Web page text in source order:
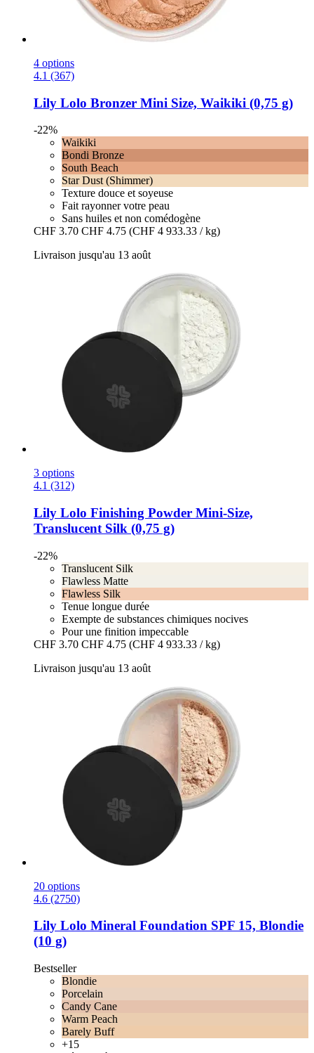
4 options
4.1 (367)
Lily Lolo Bronzer Mini Size, Waikiki (0,75 g)
-22%
Waikiki
Bondi Bronze
South Beach
Star Dust (Shimmer)
Texture douce et soyeuse
Fait rayonner votre peau
Sans huiles et non comédogène
CHF 3.70 CHF 4.75 (CHF 4 933.33 / kg)
Livraison jusqu'au 13 août
3 options
4.1 (312)
Lily Lolo Finishing Powder Mini-​Size,
Translucent Silk (0,75 g)
-22%
Translucent Silk
Flawless Matte
Flawless Silk
Tenue longue durée
Exempte de substances chimiques nocives
Pour une finition impeccable
CHF 3.70 CHF 4.75 (CHF 4 933.33 / kg)
Livraison jusqu'au 13 août
20 options
4.6 (2750)
Lily Lolo Mineral Foundation SPF 15, Blondie
(10 g)
Bestseller
Blondie
Porcelain
Candy Cane
Warm Peach
Barely Buff
+15